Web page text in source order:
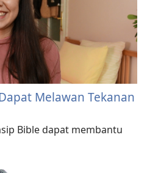
Melawan Tekanan
Bible dapat membantu